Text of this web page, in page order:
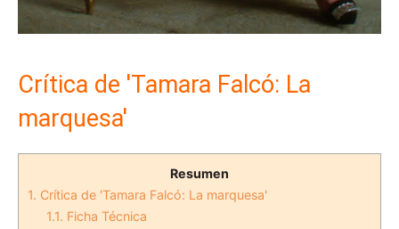
Crítica de 'Tamara Falcó: La
marquesa'
Resumen
1. Crítica de 'Tamara Falcó: La marquesa'
1.1. Ficha Técnica